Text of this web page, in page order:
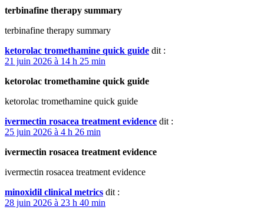
terbinafine therapy summary
terbinafine therapy summary
ketorolac tromethamine quick guide dit :
21 juin 2026 à 14 h 25 min
ketorolac tromethamine quick guide
ketorolac tromethamine quick guide
ivermectin rosacea treatment evidence dit :
25 juin 2026 à 4 h 26 min
ivermectin rosacea treatment evidence
ivermectin rosacea treatment evidence
minoxidil clinical metrics dit :
28 juin 2026 à 23 h 40 min